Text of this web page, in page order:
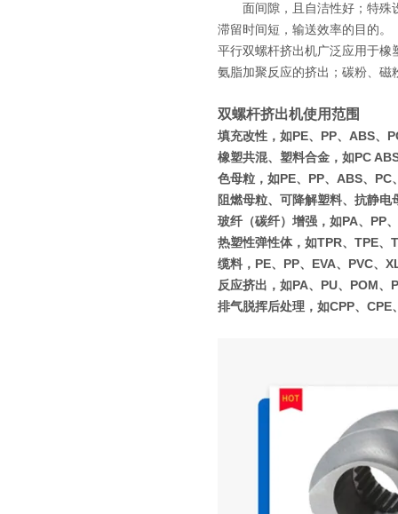
面间隙，且自洁性好；特殊设
滞留时间短，输送效率的目的。
平行双螺杆挤出机广泛应用于
氨脂加聚反应的挤出；碳粉、磁
双螺杆挤出机使用范围
填充改性，如PE、PP、ABS、
橡塑共混、塑料合金，如PC
色母粒，如PE、PP、ABS、PC
阻燃母粒、可降解塑料、抗静电
玻纤（碳纤）增强，如PA、PP
热塑性弹性体，如TPR、TPE、
缆料，PE、PP、EVA、PVC、
反应挤出，如PA、PU、POM、
排气脱挥后处理，如CPP、